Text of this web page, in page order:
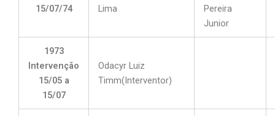
15/07/74
Lima
Pereira
Junior
1973
Intervenção
15/05 a
15/07
Odacyr Luiz
Timm(Interventor)